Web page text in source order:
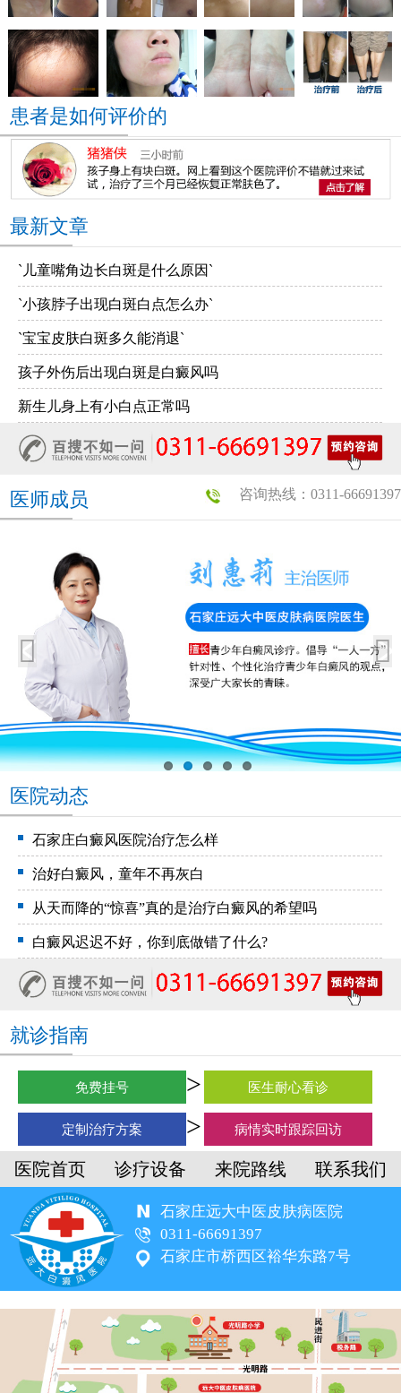
患者是如何评价的
最新文章
`儿童嘴角边长白斑是什么原因`
`小孩脖子出现白斑白点怎么办`
`宝宝皮肤白斑多久能消退`
孩子外伤后出现白斑是白癜风吗
新生儿身上有小白点正常吗
咨询热线：0311-66691397
医师成员
医院动态
石家庄白癜风医院治疗怎么样
治好白癜风，童年不再灰白
从天而降的“惊喜”真的是治疗白癜风的希望吗
白癜风迟迟不好，你到底做错了什么?
就诊指南
免费挂号 医生耐心看诊
定制治疗方案 病情实时跟踪回访
医院首页 诊疗设备 来院路线 联系我们
石家庄远大中医皮肤病医院
0311-66691397
石家庄市桥西区裕华东路7号